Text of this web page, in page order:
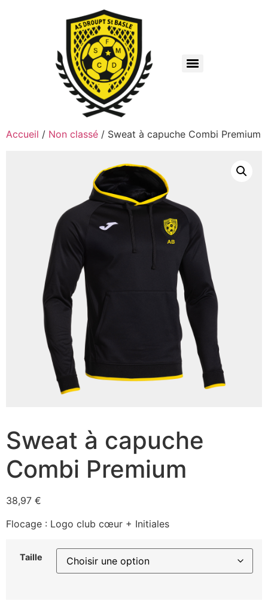
Accueil / Non classé / Sweat à capuche Combi Premium
Sweat à capuche
Combi Premium
38,97 €
Flocage : Logo club cœur + Initiales
Taille